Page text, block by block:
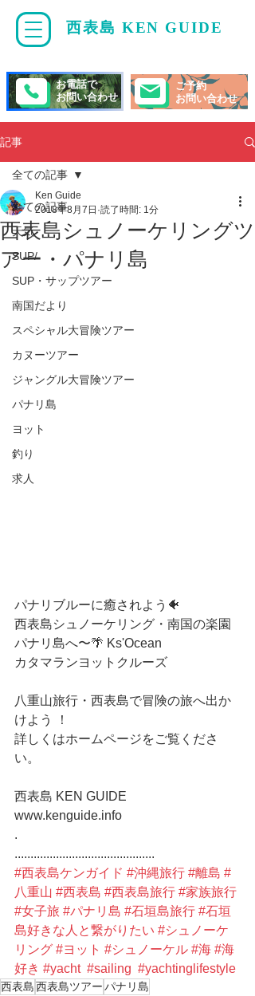
西表島 KEN GUIDE
ご予約
お問い合わせ
お電話で
お問い合わせ
記事
全ての記事
天気
SUP/
SUP・サップツアー
南国だより
スペシャル大冒険ツアー
カヌーツアー
ジャングル大冒険ツアー
パナリ島
ヨット
釣り
求人
全ての記事
西表島シュノーケリングツ
アー・パナリ島
Ken Guide
2018年8月7日 読了時間: 1分
パナリブルーに癒されよう🐠
西表島シュノーケリング・南国の楽園
パナリ島へ〜🌴 Ks'Ocean
カタマランヨットクルーズ
八重山旅行・西表島で冒険の旅へ出か
けよう ！
詳しくはホームページをご覧くださ
い。
西表島 KEN GUIDE
www.kenguide.info
.
............................................
#西表島ケンガイド #沖縄旅行 #離島 #
八重山 #西表島 #西表島旅行 #家族旅行
#女子旅 #パナリ島 #石垣島旅行 #石垣
島好きな人と繋がりたい #シュノーケ
リング #ヨット #シュノーケル #海 #海
好き #yacht #sailing #yachtinglifestyle
西表島西表島ツアーパナリ島